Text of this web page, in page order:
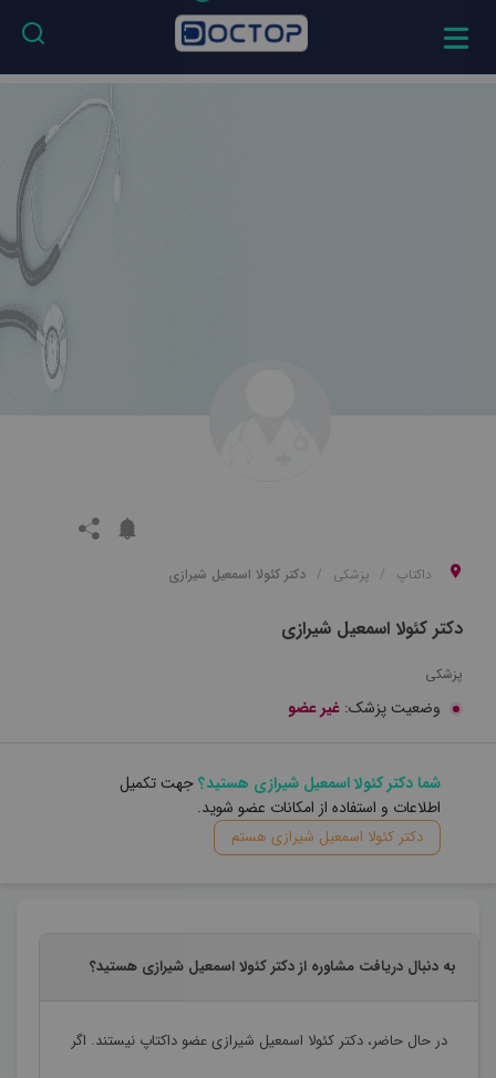
داکتاپ پزشکی دکتر کئولا اسمعیل شیرازی
دکتر کئولا اسمعیل شیرازی
پزشکی
وضعیت پزشک: غیر عضو
شما دکتر کئولا اسمعیل شیرازی هستید؟جهت تکمیل
اطلاعات و استفاده از امکانات عضو شوید.
دکتر کئولا اسمعیل شیرازی هستم
به دنبال دریافت مشاوره از دکتر کئولا اسمعیل شیرازی هستید؟
در حال حاضر، دکتر کئولا اسمعیل شیرازیعضو داکتاپ نیستند. اگر